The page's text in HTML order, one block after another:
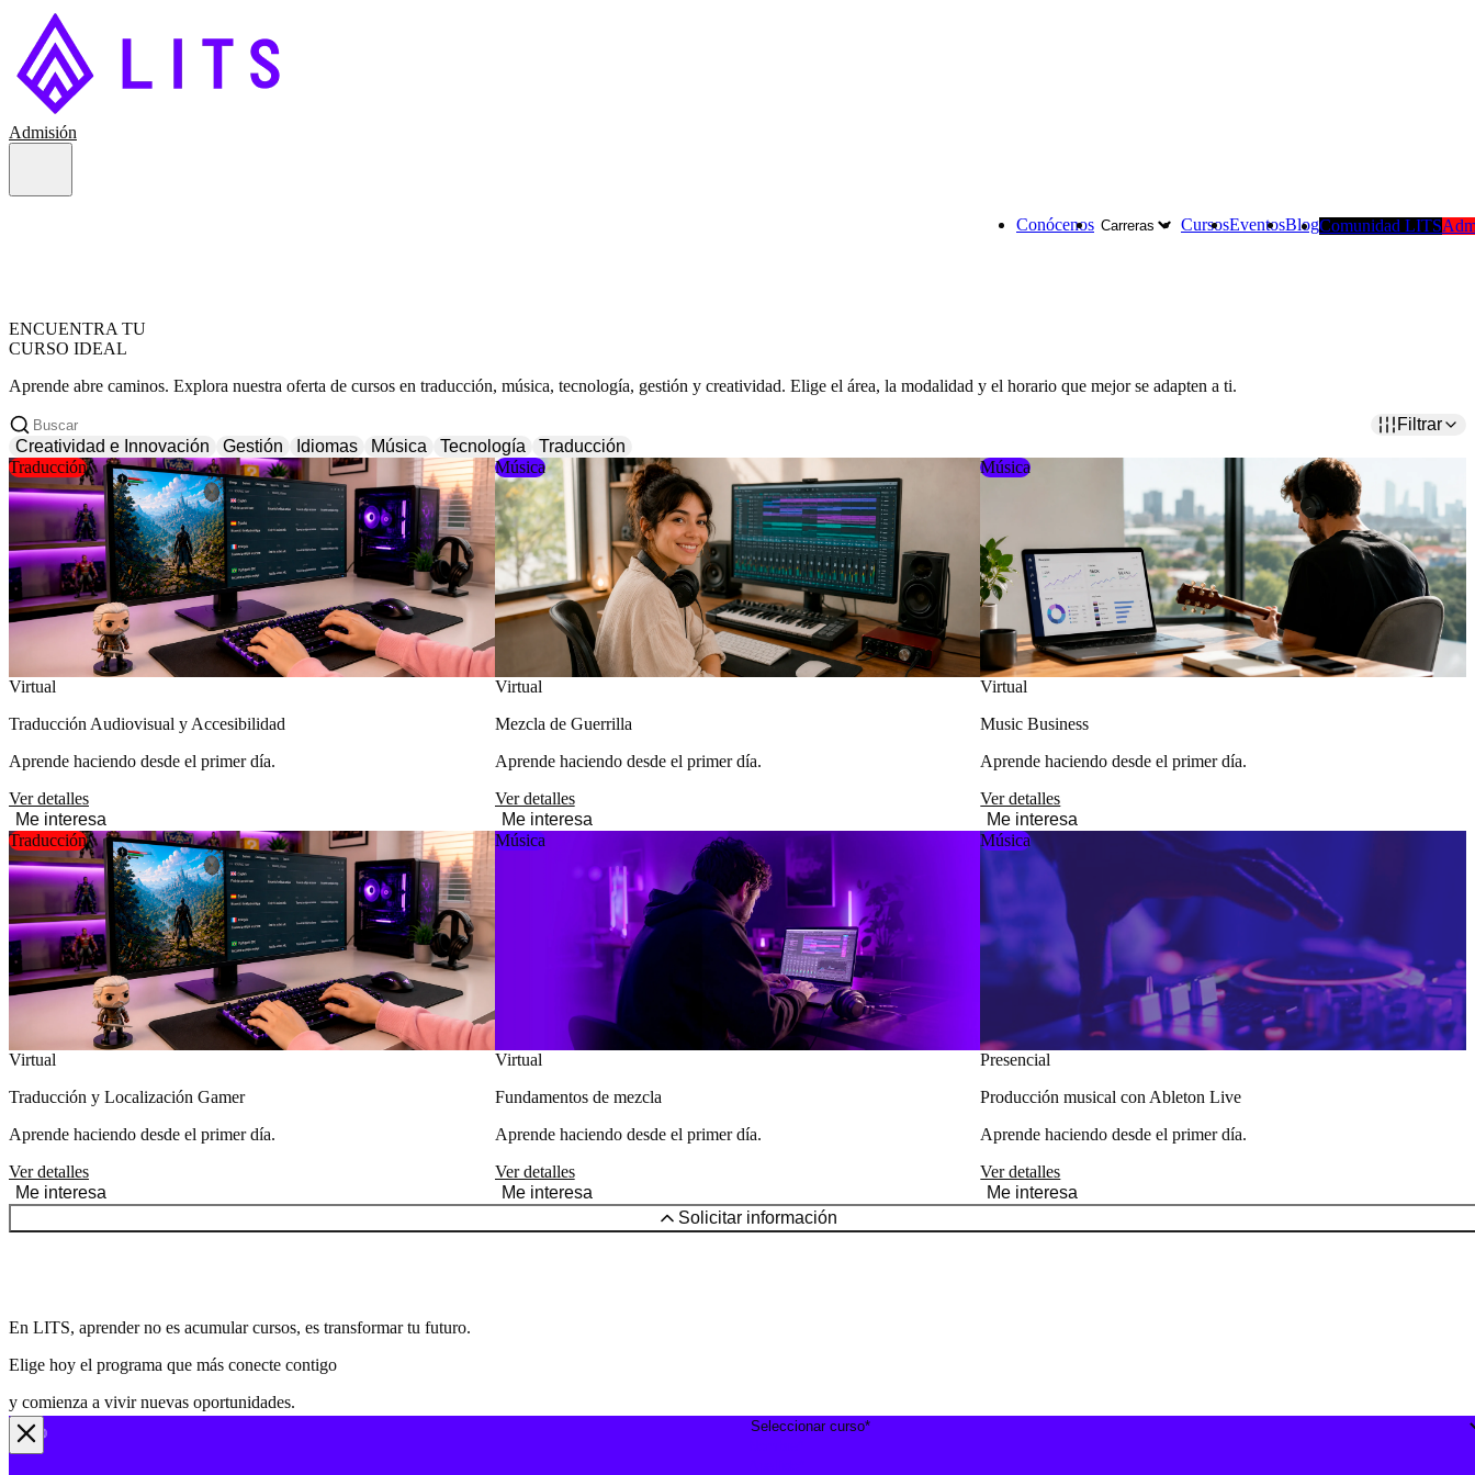
Admisión
Conócenos Carreras CursosEventosBlogComunidad LITS
ENCUENTRA TU
CURSO IDEAL
Aprende abre caminos. Explora nuestra oferta de cursos en traducción, música, tecnología, gestión y creatividad. Elige el área, la modalidad y el horario que mejor se adapten a ti.
Filtrar
Creatividad e Innovación
Gestión Idiomas Música Tecnología
Traducción
Traducción
Virtual
Traducción Audiovisual y Accesibilidad
Aprende haciendo desde el primer día.
Ver detalles
Me interesa
Música
Virtual
Mezcla de Guerrilla
Aprende haciendo desde el primer día.
Ver detalles
Me interesa
Música
Virtual
Music Business
Aprende haciendo desde el primer día.
Ver detalles
Me interesa
Traducción
Virtual
Traducción y Localización Gamer
Aprende haciendo desde el primer día.
Ver detalles
Me interesa
Música
Virtual
Fundamentos de mezcla
Aprende haciendo desde el primer día.
Ver detalles
Me interesa
Música
Presencial
Producción musical con Ableton Live
Aprende haciendo desde el primer día.
Ver detalles
Me interesa
Solicitar información
En LITS, aprender no es acumular cursos, es transformar tu futuro.
Elige hoy el programa que más conecte contigo
y comienza a vivir nuevas oportunidades.